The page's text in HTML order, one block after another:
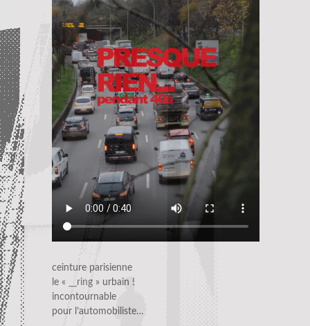
ceinture parisienne
le «
__ring » urbain !
incontournable
pour l’automobiliste…